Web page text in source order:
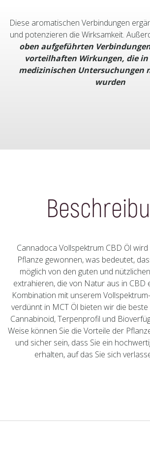
Diese aromatischen Verbindungen
und potenzieren die Wirksamkeit.
oben aufgeführten
vorteilhaften Wirkungen, die
medizinischen Untersuchungen
wurden
Cannadoca Vollspektrum CBD Öl
Pflanze gewonnen, was bedeutet,
möglich von den guten und
extrahieren, die von Natur aus in CBD
Kombination mit unserem
verdünnt in MCT Öl bieten wir die
Cannabinoid, Terpenprofil und
Weise können Sie die Vorteile der
und sicher sein, dass Sie ein
erhalten, auf das Sie sich